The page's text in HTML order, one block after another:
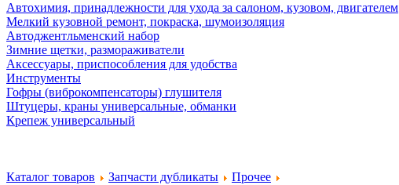
Автохимия, принадлежности для ухода за салоном, кузовом, двигателем
Мелкий кузовной ремонт, покраска, шумоизоляция
Автоджентльменский набор
Зимние щетки, размораживатели
Аксессуары, приспособления для удобства
Инструменты
Гофры (виброкомпенсаторы) глушителя
Штуцеры, краны универсальные, обманки
Крепеж универсальный
Каталог товаров Запчасти дубликаты Прочее